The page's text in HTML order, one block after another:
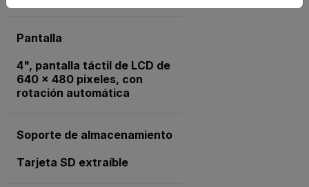
Pantalla
4", pantalla táctil de LCD de
640 x 480 pixeles, con
rotación automática
Soporte de almacenamiento
Tarjeta SD extraíble